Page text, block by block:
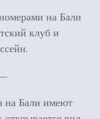
на Бали
клуб и
на Бали имеют